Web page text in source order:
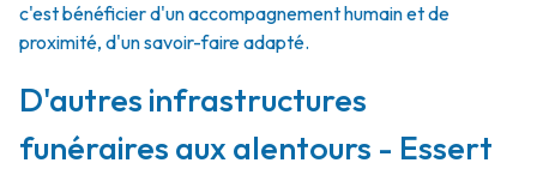
c'est bénéficier d'un accompagnement humain et de
proximité, d'un savoir-faire adapté.
D'autres infrastructures
funéraires aux alentours - Essert